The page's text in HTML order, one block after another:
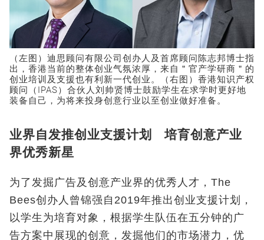
（左图）迪思顾问有限公司创办人及首席顾问陈志邦博士指
出，香港当前的整体创业气氛浓厚，来自＂官产学研商＂的
创业培训及支援也有利新一代创业。（右图）香港知识产权
顾问（IPAS）合伙人刘帅贤博士鼓励学生在求学时更好地
装备自己，为将来投身创意行业以至创业做好准备。
业界自发推创业支援计划 培育创意产业
界优秀新星
为了发掘广告及创意产业界的优秀人才，The
Bees创办人曾锦强自2019年推出创业支援计划，
以学生为培育对象，根据学生队伍在五分钟的广
告方案中展现的创意，发掘他们的市场潜力，优